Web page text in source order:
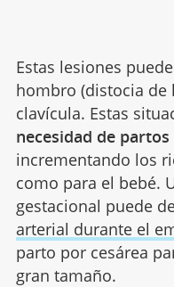
Estas lesiones
hombro (distocia de
clavícula. Estas
necesidad de
incrementando los
como para el bebé.
gestacional puede
arterial durante el
parto por cesárea
gran tamaño.